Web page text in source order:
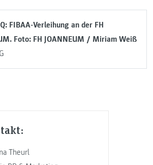
Theurl
FIBAA-Verleihung an der FH
Foto: FH JOANNEUM / Miriam Weiß